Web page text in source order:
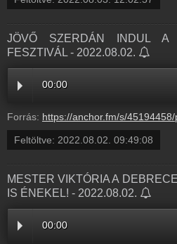
JÖVŐ SZERDÁN INDUL A
FESZTIVÁL - 2022.08.02.
00:00
Forrás: https://anchor.fm/s/45194458/podcast/play/55629760/
Feltöltve: 2022.08.02. 09:49:08
MESTER VIKTÓRIA A
IS ÉNEKEL! - 2022.08.02.
00:00